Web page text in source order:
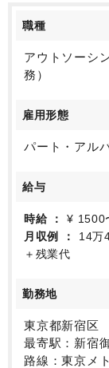
ける環境があ
を行うため、
いきなり大量
超えるような
制で行ってい
来客の際は、
担当しており
就業が可能です
また、急なお
ですので、子
視して働きた
職種
アウトソーシ
務）
雇用形態
パート・アル
給与
時給
¥ 1500
月収例
14万
＋残業代
勤務地
東京都新宿区
最寄駅：新宿
路線：東京メ